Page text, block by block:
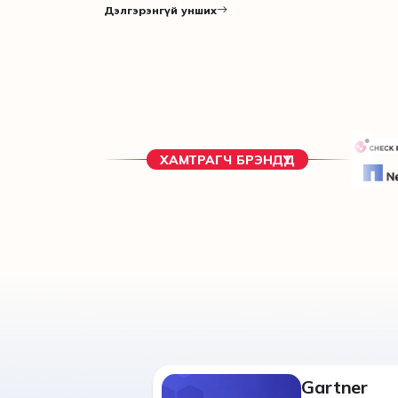
Дэлгэрэнгүй унших
ХАМТРАГЧ БРЭНДҮҮД
Gartner